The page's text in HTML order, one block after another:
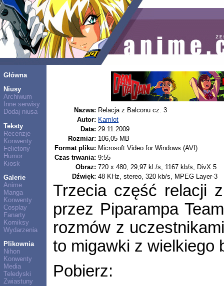
Główna
Niusy
Archiwum
Inne serwisy
Dodaj niusa
Teksty
Recenzje
Konwenty
Felietony
Humor
Kiosk
Galerie
Anime
Manga
Konwenty
Cosplay
Fanarty
Komiksy
Wydarzenia
Plikownia
Nihon
Konwenty
Media
Teledyski
Zwiastuny
Nazwa: Relacja z Balconu cz. 3
Autor: Kamlot
Data: 29.11.2009
Rozmiar: 106,05 MB
Format pliku: Microsoft Video for Windows (AVI)
Czas trwania: 9:55
Obraz: 720 x 480, 29,97 kl./s, 1167 kb/s, DivX 5
Dźwięk: 48 KHz, stereo, 320 kb/s, MPEG Layer-3
Trzecia część relacji
przez Piparampa
rozmów z
to migawki z wielkiego
Pobierz: